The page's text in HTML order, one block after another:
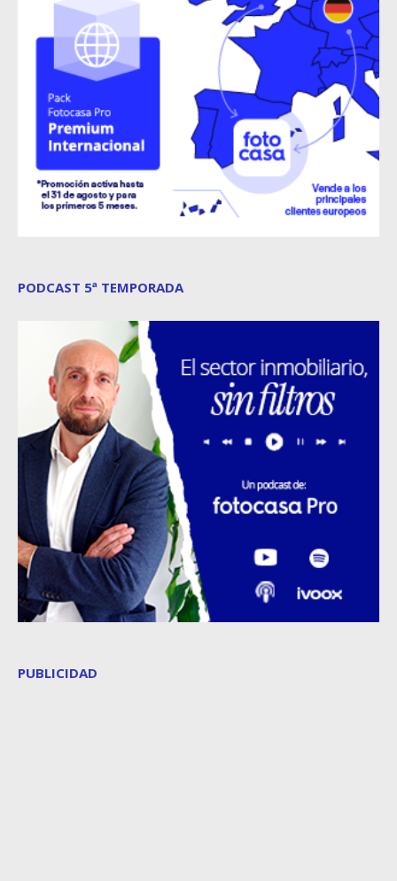
PODCAST 5ª TEMPORADA
PUBLICIDAD